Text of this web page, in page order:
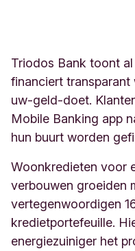
Triodos Bank toont
financiert
uw-geld-doet.
Mobile Banking app
hun buurt worden
Woonkredieten voor
verbouwen groeiden
vertegenwoordigen
kredietportefeuille.
energiezuiniger het